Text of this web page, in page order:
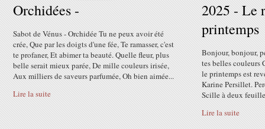
Orchidées -
Sabot de Vénus - Orchidée Tu ne peux avoir été
crée, Que par les doigts d'une fée, Te ramasser, c'est
te profaner, Et abimer ta beauté. Quelle fleur, plus
belle serait mieux parée, De mille couleurs irisée,
Aux milliers de saveurs parfumée, Oh bien aimée...
Lire la suite
2025 - Le
printemps
Bonjour, bonjour,
tes belles couleurs
le printemps est
Karine Persillet.
Scille à deux
Lire la suite